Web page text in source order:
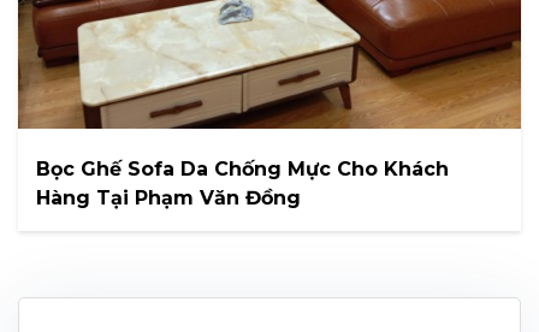
Bọc Ghế Sofa Da Chống Mực Cho Khách
Hàng Tại Phạm Văn Đồng